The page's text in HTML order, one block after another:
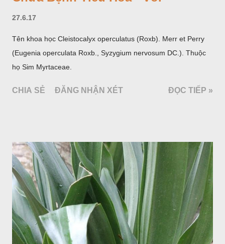
27.6.17
Tên khoa học Cleistocalyx operculatus (Roxb). Merr et Perry
(Eugenia operculata Roxb., Syzygium nervosum DC.). Thuộc
họ Sim Myrtaceae.
CHIA SẺ ĐĂNG NHẬN XÉT ĐỌC TIẾP »